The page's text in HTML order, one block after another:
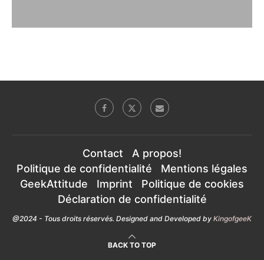
Contact
A propos!
Politique de confidentialité
Mentions légales
GeekAttitude
Imprint
Politique de cookies
Déclaration de confidentialité
@2024 - Tous droits réservés. Designed and Developed by KingofgeeK
BACK TO TOP